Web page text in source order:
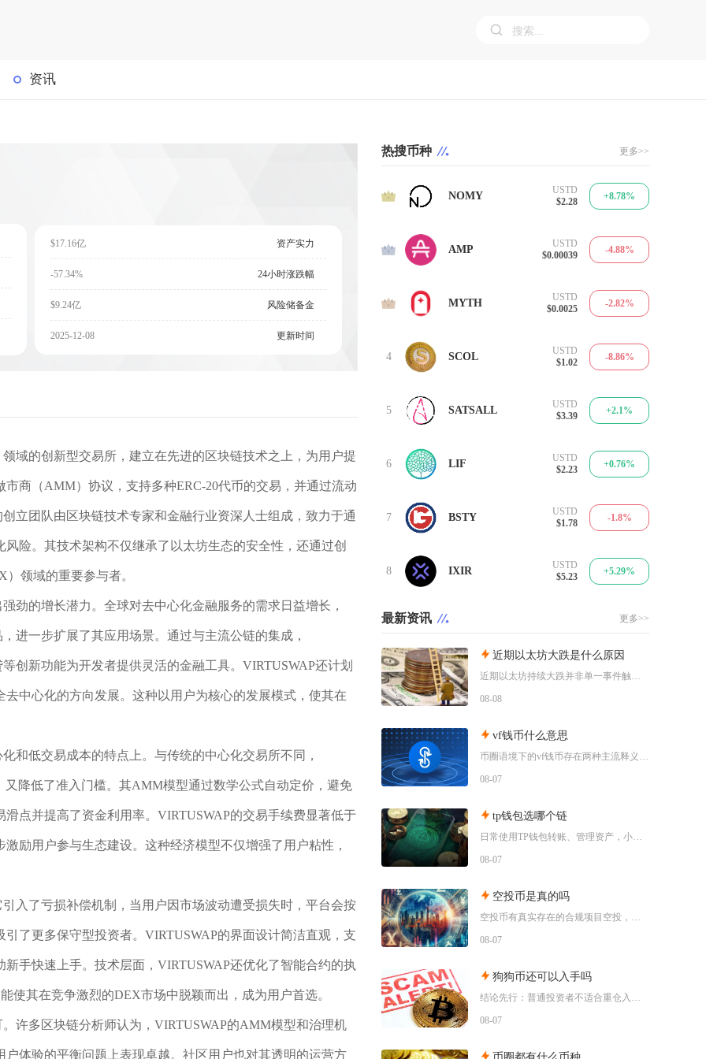
资讯
$17.16亿 资产实力
-57.34% 24小时涨跌幅
$9.24亿 风险储备金
2025-12-08 更新时间
域的创新型交易所，建立在先进的区块链技术之上，为用户提
商（AMM）协议，支持多种ERC-20代币的交易，并通过流动
立团队由区块链技术专家和金融行业资深人士组成，致力于通
险。其技术架构不仅继承了以太坊生态的安全性，还通过创
领域的重要参与者。
劲的增长潜力。全球对去中心化金融服务的需求日益增长，
进一步扩展了其应用场景。通过与主流公链的集成，
创新功能为开发者提供灵活的金融工具。VIRTUSWAP还计划
中心化的方向发展。这种以用户为核心的发展模式，使其在
和低交易成本的特点上。与传统的中心化交易所不同，
降低了准入门槛。其AMM模型通过数学公式自动定价，避免
点并提高了资金利用率。VIRTUSWAP的交易手续费显著低于
励用户参与生态建设。这种经济模型不仅增强了用户粘性，
入了亏损补偿机制，当用户因市场波动遭受损失时，平台会按
了更多保守型投资者。VIRTUSWAP的界面设计简洁直观，支
手快速上手。技术层面，VIRTUSWAP还优化了智能合约的执
使其在竞争激烈的DEX市场中脱颖而出，成为用户首选。
许多区块链分析师认为，VIRTUSWAP的AMM模型和治理机
体验的平衡问题上表现卓越。社区用户也对其透明的运营方
热搜币种 更多>>
1 NOMY
USTD
$2.28
+8.78%
2 AMP
USTD
$0.00039
-4.88%
3 MYTH
USTD
$0.0025
-2.82%
4 SCOL
USTD
$1.02
-8.86%
5 SATSALL
USTD
$3.39
+2.1%
6 LIF
USTD
$2.23
+0.76%
7 BSTY
USTD
$1.78
-1.8%
8 IXIR
USTD
$5.23
+5.29%
最新资讯 更多>>
近期以太坊大跌是什么原因
近期以太坊持续大跌并非单一事件触发，而是宏观流动性收紧、机构资金持续撤离、衍生品杠杆踩踏叠
08-08
vf钱币什么意思
币圈语境下的vf钱币存在两种主流释义，一是古钱币收藏流通市场通用的VF品相评级标识，二是链
08-07
tp钱包选哪个链
日常使用TP钱包转账、管理资产，小额稳定币互转优先选择波场TRC20；币安生态内交互、参与
08-07
空投币是真的吗
空投币有真实存在的合规项目空投，但市场中九成以上面向普通散户的免费空投、大额福利空投均为虚
08-07
狗狗币还可以入手吗
结论先行：普通投资者不适合重仓入手狗狗币，仅能拿出总资产极小比例做短期情绪博弈，长线持仓性
08-07